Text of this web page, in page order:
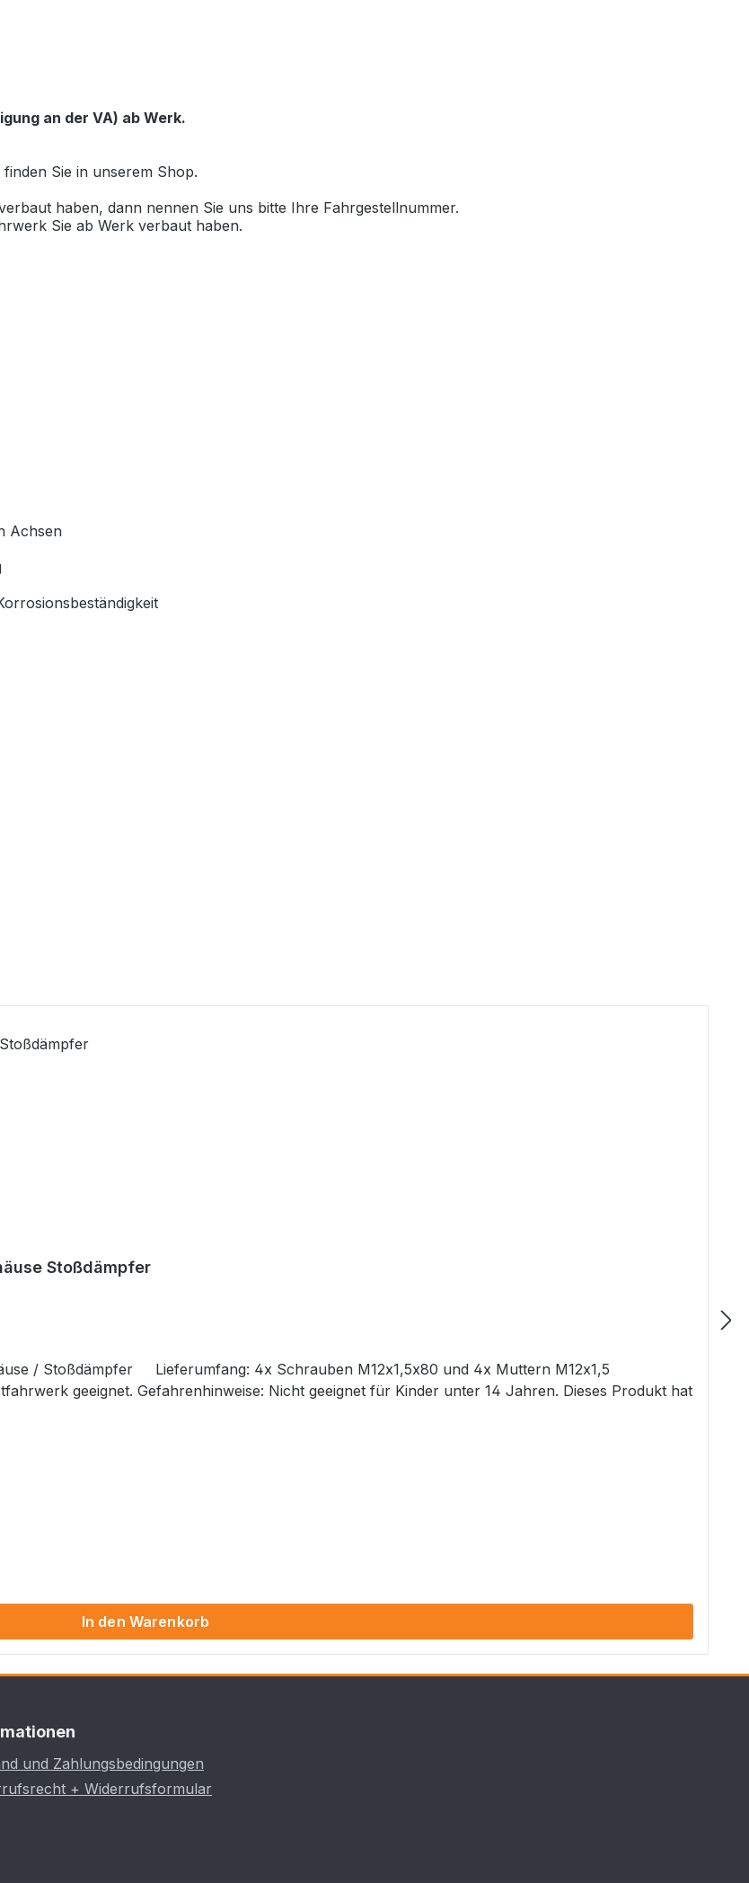
an der VA) ab Werk.
Sie in unserem Shop.
haben, dann nennen Sie uns bitte Ihre Fahrgestellnummer.
Sie ab Werk verbaut haben.
Achsen
Stoßdämpfer
/ Stoßdämpfer Lieferumfang: 4x Schrauben M12x1,5x80 und 4x Muttern M12x1,5
geeignet. Gefahrenhinweise: Nicht geeignet für Kinder unter 14 Jahren. Dieses Produkt hat
In den Warenkorb
und Zahlungsbedingungen
+ Widerrufsformular